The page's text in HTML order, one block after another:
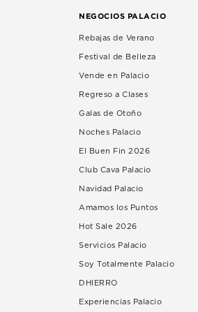
NEGOCIOS PALACIO
Rebajas de Verano
Festival de Belleza
Vende en Palacio
Regreso a Clases
Galas de Otoño
Noches Palacio
El Buen Fin 2026
Club Cava Palacio
Navidad Palacio
Amamos los Puntos
Hot Sale 2026
Servicios Palacio
Soy Totalmente Palacio
DHIERRO
Experiencias Palacio